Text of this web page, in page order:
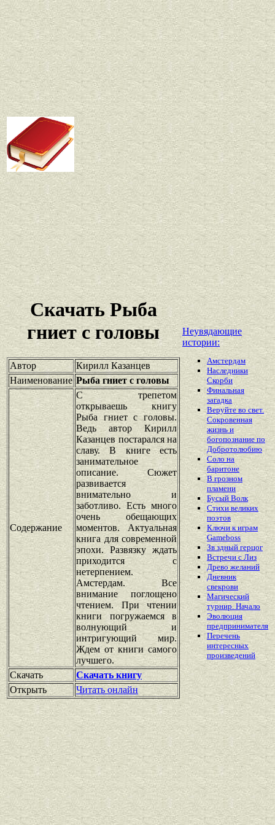
Скачать Рыба
гниет с головы
Автор
Кирилл Казанцев
Наименование Рыба гниет с головы
Содержание
С трепетом
открываешь книгу
Рыба гниет с головы.
Ведь автор Кирилл
Казанцев постарался на
славу. В книге есть
занимательное
описание. Сюжет
развивается
внимательно и
заботливо. Есть много
очень обещающих
моментов. Актуальная
книга для современной
эпохи. Развязку ждать
приходится с
нетерпением.
Амстердам. Все
внимание поглощено
чтением. При чтении
книги погружаемся в
волнующий и
интригующий мир.
Ждем от книги самого
лучшего.
Скачать
Скачать книгу
Открыть
Читать онлайн
Неувядающие
истории:
Амстердам
Наследники
Скорби
Финальная
загадка
Веруйте во свет.
Сокровенная
жизнь и
богопознание по
Добротолюбию
Соло на
баритоне
В грозном
пламени
Бусый Волк
Стихи великих
поэтов
Ключи к играм
Gameboss
Зв здный герцог
Встречи с Лиз
Древо желаний
Дневник
свекрови
Магический
турнир. Начало
Эволюция
предпринимателя
Перечень
интересных
произведений